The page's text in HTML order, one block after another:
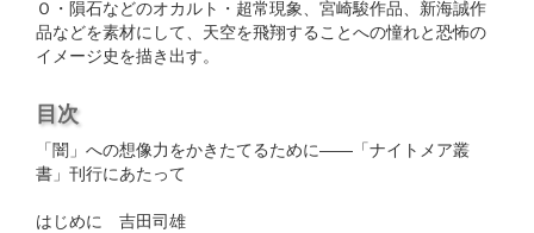
Ｏ・隕石などのオカルト・超常現象、宮崎駿作品、新海誠作
品などを素材にして、天空を飛翔することへの憧れと恐怖の
イメージ史を描き出す。
目次
「闇」への想像力をかきたてるために――「ナイトメア叢
書」刊行にあたって
はじめに 吉田司雄